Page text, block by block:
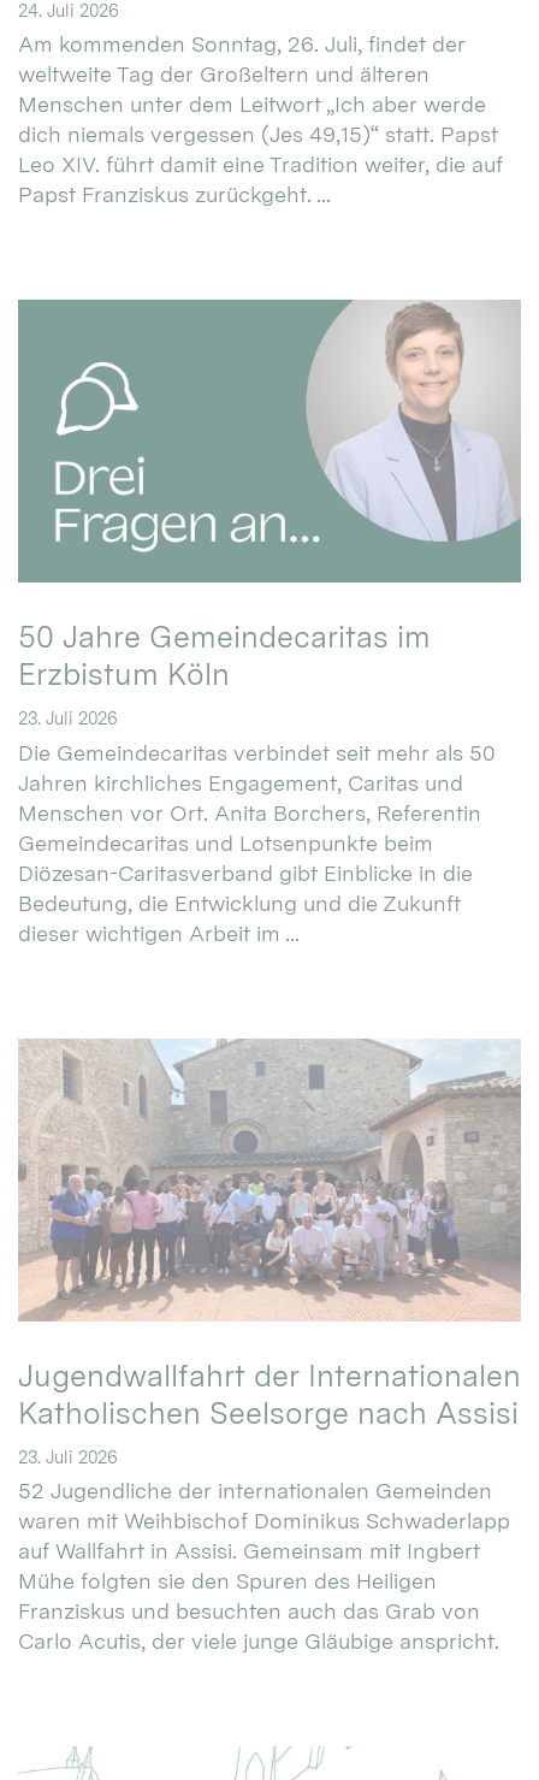
24. Juli 2026
Am kommenden Sonntag, 26. Juli, findet der
weltweite Tag der Großeltern und älteren
Menschen unter dem Leitwort „Ich aber werde
dich niemals vergessen (Jes 49,15)“ statt. Papst
Leo XIV. führt damit eine Tradition weiter, die auf
Papst Franziskus zurückgeht. ...
50 Jahre Gemeindecaritas im
Erzbistum Köln
23. Juli 2026
Die Gemeindecaritas verbindet seit mehr als 50
Jahren kirchliches Engagement, Caritas und
Menschen vor Ort. Anita Borchers, Referentin
Gemeindecaritas und Lotsenpunkte beim
Diözesan-Caritasverband gibt Einblicke in die
Bedeutung, die Entwicklung und die Zukunft
dieser wichtigen Arbeit im ...
Jugendwallfahrt der Internationalen
Katholischen Seelsorge nach Assisi
23. Juli 2026
52 Jugendliche der internationalen Gemeinden
waren mit Weihbischof Dominikus Schwaderlapp
auf Wallfahrt in Assisi. Gemeinsam mit Ingbert
Mühe folgten sie den Spuren des Heiligen
Franziskus und besuchten auch das Grab von
Carlo Acutis, der viele junge Gläubige anspricht.